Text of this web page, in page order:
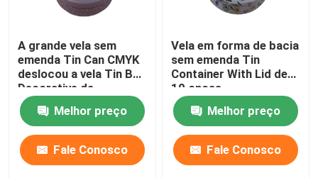
A grande vela sem
emenda Tin Can CMYK
deslocou a vela Tin Box
Decorative da
impressão
Melhor preço
Fale Conosco
Vela em forma de bacia
sem emenda Tin
Container With Lid de
10 onças
Melhor preço
Fale Conosco